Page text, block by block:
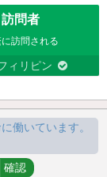
訪問者
訪問される
ィリピン
働いています。